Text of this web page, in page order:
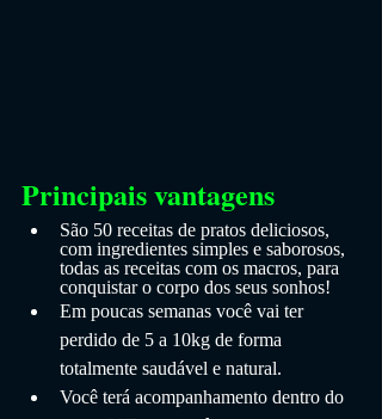
Principais vantagens
São 50 receitas de pratos deliciosos,
com ingredientes simples e saborosos,
todas as receitas com os macros, para
conquistar o corpo dos seus sonhos!
Em poucas semanas você vai ter
perdido de 5 a 10kg de forma
totalmente saudável e natural.
Você terá acompanhamento dentro do